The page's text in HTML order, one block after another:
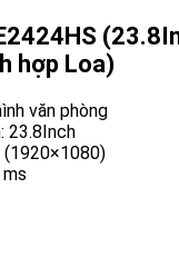
hợp Loa)
văn phòng
23.8Inch
(1920×1080)